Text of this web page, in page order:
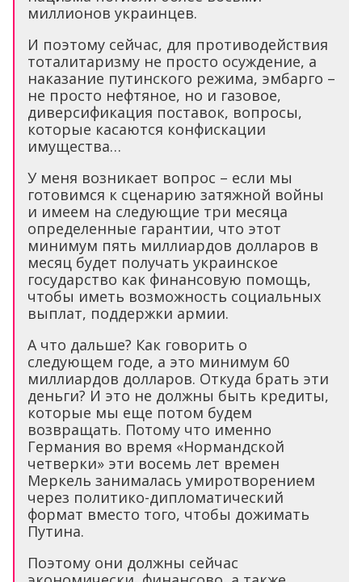
миллионов украинцев.
И поэтому сейчас, для противодействия
тоталитаризму не просто осуждение, а
наказание путинского режима, эмбарго –
не просто нефтяное, но и газовое,
диверсификация поставок, вопросы,
которые касаются конфискации
имущества…
У меня возникает вопрос – если мы
готовимся к сценарию затяжной войны
и имеем на следующие три месяца
определенные гарантии, что этот
минимум пять миллиардов долларов в
месяц будет получать украинское
государство как финансовую помощь,
чтобы иметь возможность социальных
выплат, поддержки армии.
А что дальше? Как говорить о
следующем годе, а это минимум 60
миллиардов долларов. Откуда брать эти
деньги? И это не должны быть кредиты,
которые мы еще потом будем
возвращать. Потому что именно
Германия во время «Нормандской
четверки» эти восемь лет времен
Меркель занималась умиротворением
через политико-дипломатический
формат вместо того, чтобы дожимать
Путина.
Поэтому они должны сейчас